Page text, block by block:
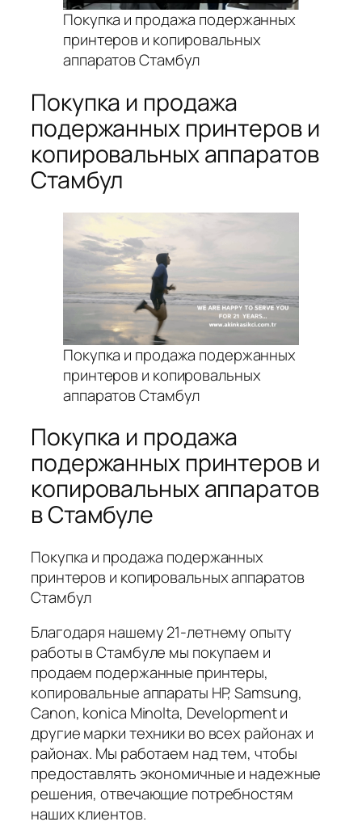
Покупка и продажа подержанных
принтеров и копировальных
аппаратов Стамбул
Покупка и продажа
подержанных принтеров и
копировальных аппаратов
Стамбул
Покупка и продажа подержанных
принтеров и копировальных
аппаратов Стамбул
Покупка и продажа
подержанных принтеров и
копировальных аппаратов
в Стамбуле
Покупка и продажа подержанных
принтеров и копировальных аппаратов
Стамбул
Благодаря нашему 21-летнему опыту
работы в Стамбуле мы покупаем и
продаем подержанные принтеры,
копировальные аппараты HP, Samsung,
Canon, konica Minolta, Development и
другие марки техники во всех районах и
районах. Мы работаем над тем, чтобы
предоставлять экономичные и надежные
решения, отвечающие потребностям
наших клиентов.